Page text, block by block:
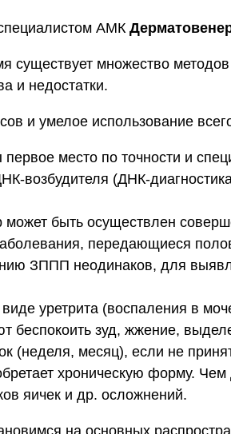
АМК
существует множество
и недостатки.
и умелое использование
место по точности и
возбудителя (ДНК-
может быть осуществлен
передающиеся
ЗППП неодинаков, для
уретрита (воспаления в
беспокоить зуд, жжение,
(неделя, месяц), если не
хроническую форму.
яичек и др. осложнений.
на основных